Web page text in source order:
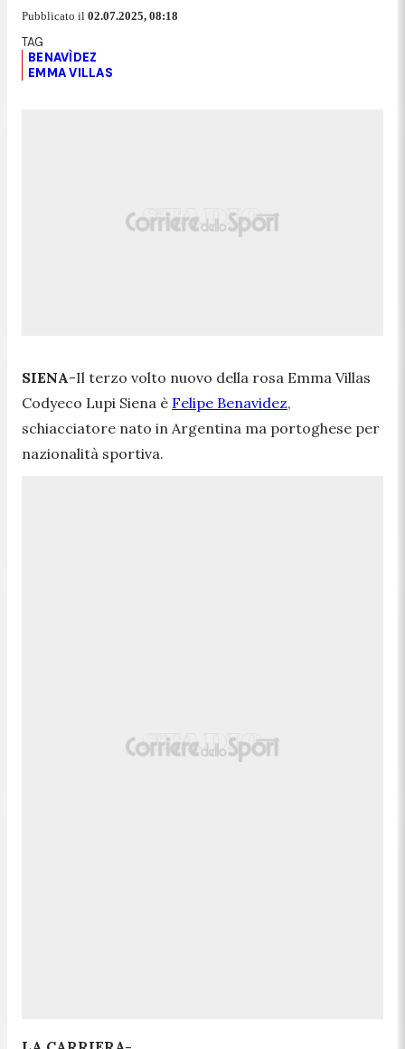
Pubblicato il 02.07.2025, 08:18
BENAVÌDEZ
EMMA VILLAS
SIENA-Il terzo volto nuovo della rosa Emma Villas
Codyeco Lupi Siena è Felipe Benavidez,
schiacciatore nato in Argentina ma portoghese per
nazionalità sportiva.